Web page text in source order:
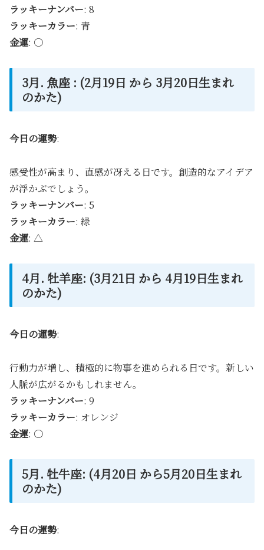
ラッキーナンバー: 8
ラッキーカラー: 青
金運: 〇
3月. 魚座 : (2月19日 から 3月20日生まれ
のかた)
今日の運勢:
感受性が高まり、直感が冴える日です。創造的なアイデア
が浮かぶでしょう。
ラッキーナンバー: 5
ラッキーカラー: 緑
金運: △
4月. 牡羊座: (3月21日 から 4月19日生まれ
のかた)
今日の運勢:
行動力が増し、積極的に物事を進められる日です。新しい
人脈が広がるかもしれません。
ラッキーナンバー: 9
ラッキーカラー: オレンジ
金運: 〇
5月. 牡牛座: (4月20日 から5月20日生まれ
のかた)
今日の運勢: